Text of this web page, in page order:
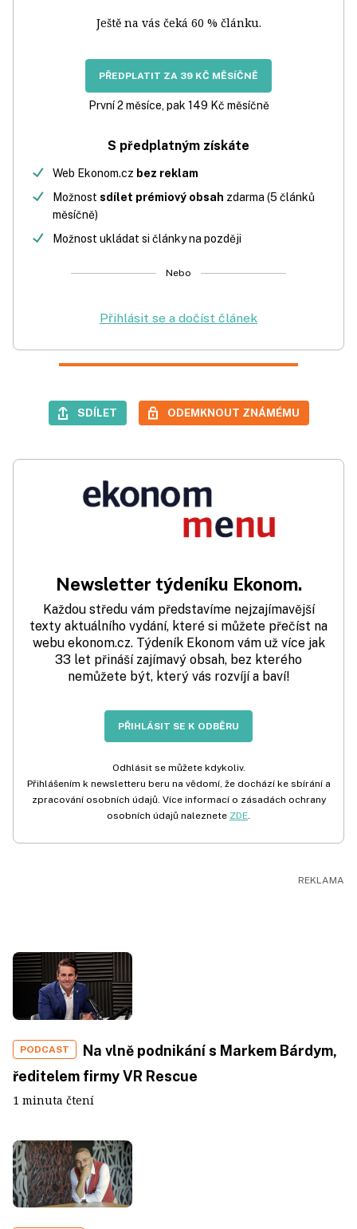
Ještě na vás čeká 60 % článku.
PŘEDPLATIT ZA 39 KČ MĚSÍČNĚ
První 2 měsíce, pak 149 Kč měsíčně
S předplatným získáte
Web Ekonom.cz bez reklam
Možnost sdílet prémiový obsah zdarma (5 článků
měsíčně)
Možnost ukládat si články na později
Nebo
Přihlásit se a dočíst článek
SDÍLET ODEMKNOUT ZNÁMÉMU
Newsletter týdeníku Ekonom.
Každou středu vám představíme nejzajímavější
texty aktuálního vydání, které si můžete přečíst na
webu ekonom.cz. Týdeník Ekonom vám už více jak
33 let přináší zajímavý obsah, bez kterého
nemůžete být, který vás rozvíjí a baví!
PŘIHLÁSIT SE K ODBĚRU
Odhlásit se můžete kdykoliv.
Přihlášením k newsletteru beru na vědomí, že dochází ke sbírání a
zpracování osobních údajů. Více informací o zásadách ochrany
osobních údajů naleznete ZDE.
PODCAST
Na vlně podnikání s Markem Bárdym,
ředitelem firmy VR Rescue
1 minuta čtení